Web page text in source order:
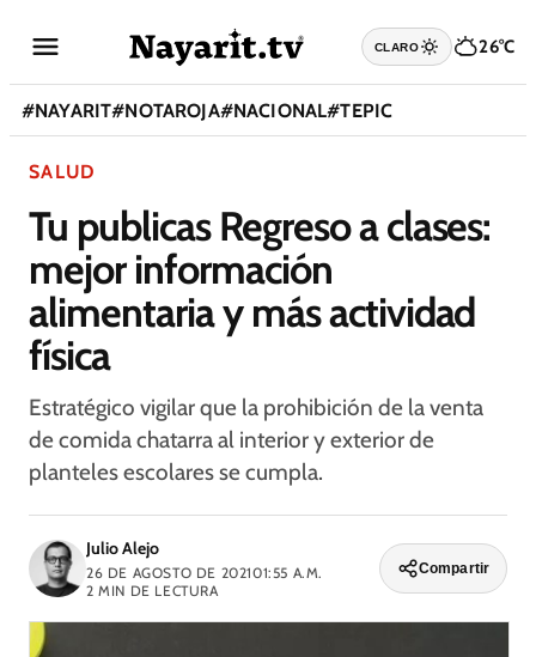
CLARO 26°C
#NAYARIT#NOTAROJA#NACIONAL#TEPIC
SALUD
Tu publicas Regreso a clases:
mejor información
alimentaria y más actividad
física
Estratégico vigilar que la prohibición de la venta
de comida chatarra al interior y exterior de
planteles escolares se cumpla.
Julio Alejo
26 DE AGOSTO DE 202101:55 A.M.
2 MIN DE LECTURA
Compartir